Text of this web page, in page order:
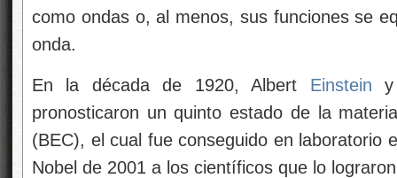
como ondas o, al menos, sus funciones se
onda.
En la década de 1920, Albert Einstein y
pronosticaron un quinto estado de la
(BEC), el cual fue conseguido en laboratorio
Nobel de 2001 a los científicos que lo